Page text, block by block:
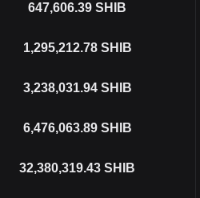
647,606.39 SHIB
1,295,212.78 SHIB
3,238,031.94 SHIB
6,476,063.89 SHIB
32,380,319.43 SHIB